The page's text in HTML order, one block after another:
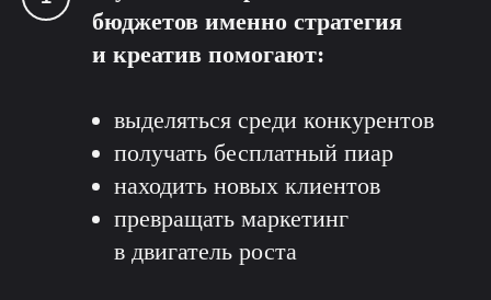
бюджетов именно стратегия
и креатив помогают:
выделяться среди конкурентов
получать бесплатный пиар
находить новых клиентов
превращать маркетинг
в двигатель роста